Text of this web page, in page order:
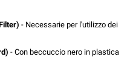
- Necessarie per l'utilizzo dei
- Con beccuccio nero in plastica